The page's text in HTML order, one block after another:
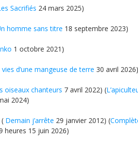
Sacrifiés 24 mars 2025)
homme sans titre 18 septembre 2023)
1 octobre 2021)
vies d’une mangeuse de terre 30 avril 2026)
oiseaux chanteurs 7 avril 2022) (
2024)
Demain j’arrête 29 janvier 2012) (
heures 15 juin 2026)